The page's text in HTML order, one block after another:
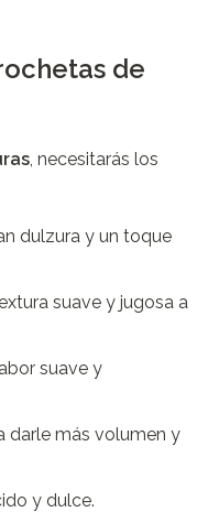
de
, necesitarás los
dulzura y un toque
suave y jugosa a
suave y
darle más volumen y
y dulce.